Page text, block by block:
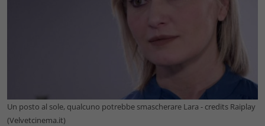
Un posto al sole, qualcuno potrebbe smascherare Lara - credits Raiplay
(Velvetcinema.it)